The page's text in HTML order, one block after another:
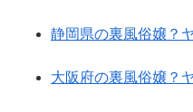
静岡県の裏風俗嬢？
大阪府の裏風俗嬢？